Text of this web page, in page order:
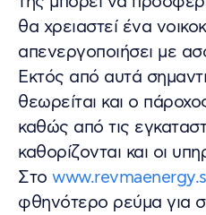
θα χρειαστεί ένα
απενεργοποιήσει με
Εκτός από αυτά
θεωρείται και ο
καθώς από τις
καθορίζονται και οι
Στο
φθηνότερο ρεύμα για